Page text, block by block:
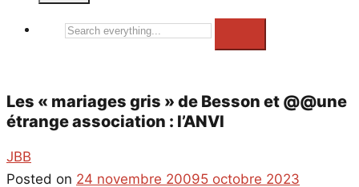
Search
Les « mariages gris » de Besson et @@une
étrange association : l’ANVI
JBB
Posted on 24 novembre 20095 octobre 2023